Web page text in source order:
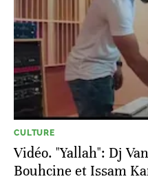
CULTURE
Vidéo. "Yallah": Dj
Bouhcine et Issam